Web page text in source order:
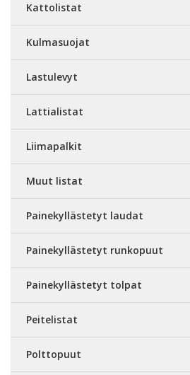
Kattolistat
Kulmasuojat
Lastulevyt
Lattialistat
Liimapalkit
Muut listat
Painekyllästetyt laudat
Painekyllästetyt runkopuut
Painekyllästetyt tolpat
Peitelistat
Polttopuut